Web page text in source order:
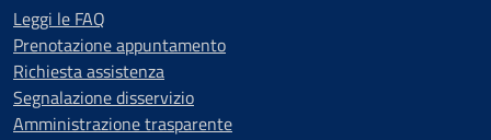
Leggi le FAQ
Prenotazione appuntamento
Richiesta assistenza
Segnalazione disservizio
Amministrazione trasparente